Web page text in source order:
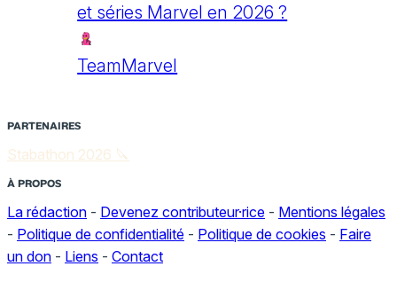
et séries Marvel en 2026 ?
TeamMarvel
PARTENAIRES
Stabathon 2026 🔪
À PROPOS
La rédaction - Devenez contributeur·rice - Mentions légales
- Politique de confidentialité - Politique de cookies - Faire
un don - Liens - Contact